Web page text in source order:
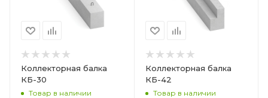
Коллекторная балка
КБ-30
Товар в наличии
Коллекторная балка
КБ-42
Товар в наличии